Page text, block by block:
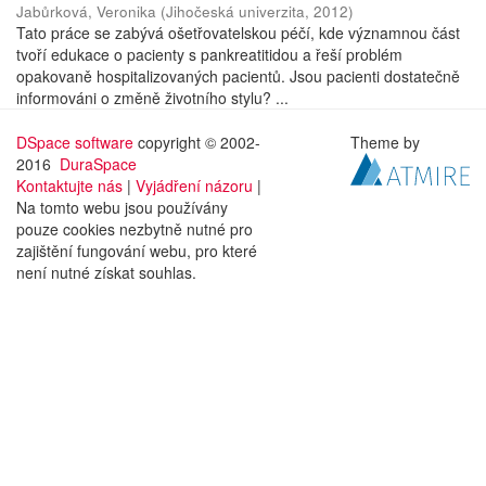
Jabůrková, Veronika (Jihočeská univerzita, 2012)
Tato práce se zabývá ošetřovatelskou péčí, kde významnou část
tvoří edukace o pacienty s pankreatitidou a řeší problém
opakovaně hospitalizovaných pacientů. Jsou pacienti dostatečně
informováni o změně životního stylu? ...
DSpace software copyright © 2002-
2016 DuraSpace
Kontaktujte nás | Vyjádření názoru |
Na tomto webu jsou používány
pouze cookies nezbytně nutné pro
zajištění fungování webu, pro které
není nutné získat souhlas.
Theme by